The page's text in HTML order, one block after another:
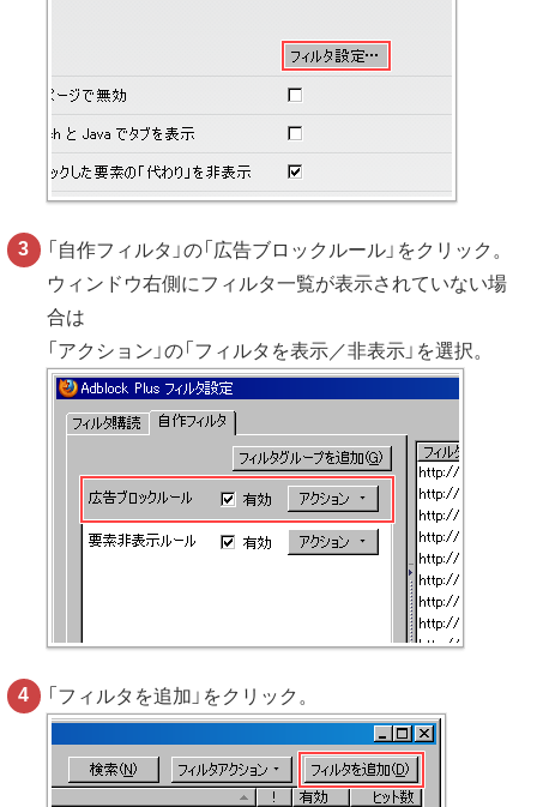
「自作フィルタ」の「広告ブロックルール」をクリック。
ウィンドウ右側にフィルタ一覧が表示されていない場
合は
「アクション」の「フィルタを表示／非表示」を選択。
「フィルタを追加」をクリック。